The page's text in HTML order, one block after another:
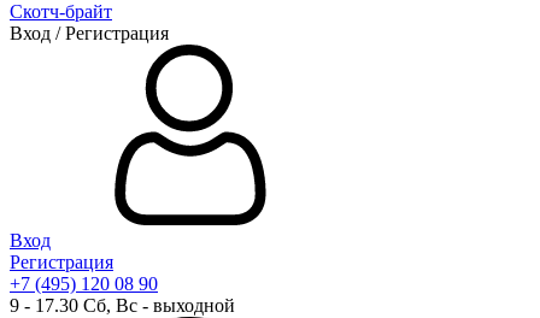
Скотч-брайт
Вход / Регистрация
Вход
Регистрация
+7 (495) 120 08 90
9 - 17.30 Сб, Вс - выходной